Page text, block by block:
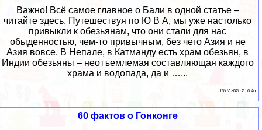
Важно! Всё самое главное о Бали в одной статье –
читайте здесь. Путешествуя по Ю В А, мы уже настолько
привыкли к обезьянам, что они стали для нас
обыденностью, чем-то привычным, без чего Азия и не
Азия вовсе. В Непале, в Катманду есть храм обезьян, в
Индии обезьяны – неотъемлемая составляющая каждого
храма и водопада, да и …...
10 07 2026 2:50:46
60 фактов о Гонконге